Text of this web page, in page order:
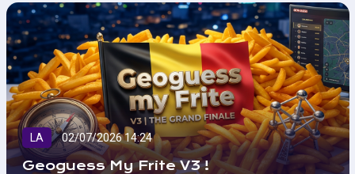
LA 02/07/2026 14:24
Geoguess My Frite V3 !